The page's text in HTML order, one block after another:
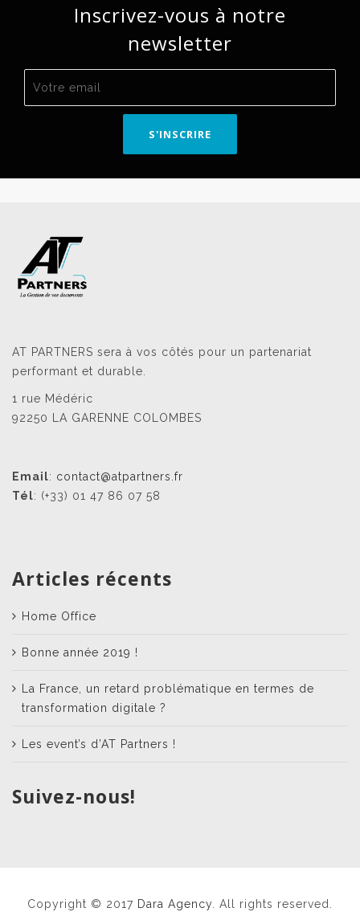
Inscrivez-vous à notre
newsletter
AT PARTNERS sera à vos côtés pour un partenariat
performant et durable.
1 rue Médéric
92250 LA GARENNE COLOMBES
Email: contact@atpartners.fr
Tél: (+33) 01 47 86 07 58
Articles récents
Home Office
Bonne année 2019 !
La France, un retard problématique en termes de
transformation digitale ?
Les event’s d’AT Partners !
Suivez-nous!
Copyright © 2017 Dara Agency . All rights reserved.